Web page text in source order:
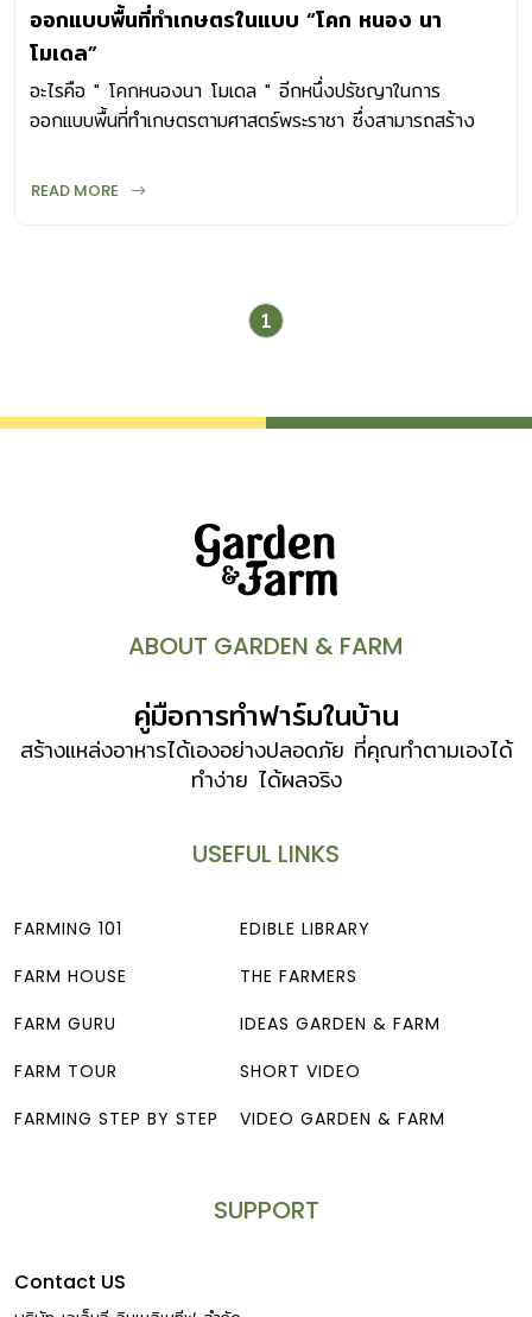
ออกแบบพื้นที่ทำเกษตรในแบบ “โคก หนอง นา
โมเดล”
อะไรคือ " โคกหนองนา โมเดล " อีกหนึ่งปรัชญาในการ
ออกแบบพื้นที่ทำเกษตรตามศาสตร์พระราชา ซึ่งสามารถสร้าง
READ MORE
1
ABOUT GARDEN & FARM
คู่มือการทำฟาร์มในบ้าน
สร้างแหล่งอาหารได้เองอย่างปลอดภัย ที่คุณทำตามเองได้
ทำง่าย ได้ผลจริง
USEFUL LINKS
FARMING 101
FARM HOUSE
FARM GURU
FARM TOUR
FARMING STEP BY STEP
EDIBLE LIBRARY
THE FARMERS
IDEAS GARDEN & FARM
SHORT VIDEO
VIDEO GARDEN & FARM
SUPPORT
Contact US